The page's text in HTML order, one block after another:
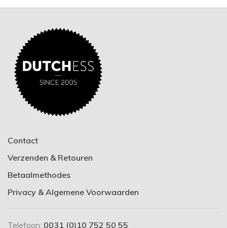
Contact
Verzenden & Retouren
Betaalmethodes
Privacy & Algemene Voorwaarden
Telefoon: 0031 (0)10 752 50 55